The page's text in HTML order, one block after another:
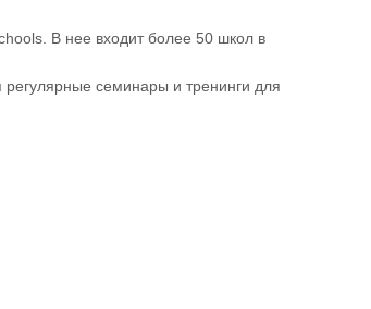
В нее входит более 50 школ в
регулярные семинары и тренинги для